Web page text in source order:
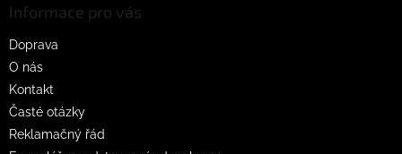
Informace pro vás
Doprava
O nás
Kontakt
Časté otázky
Reklamačný řád